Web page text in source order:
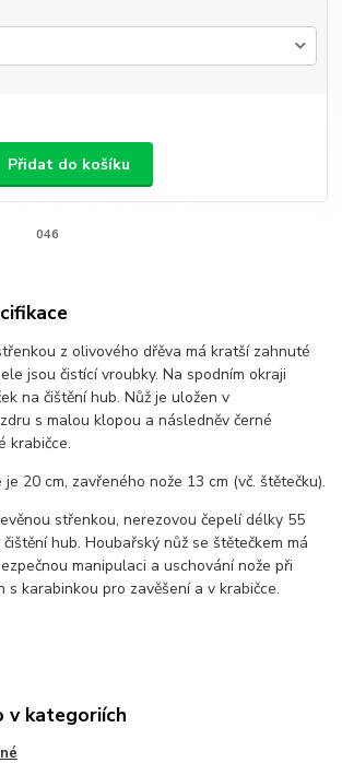
Přidat do košíku
046
z olivového dřěva má kratší zahnuté
jsou čistící vroubky. Na spodním okraji
na čištění hub. Nůž je uložen v
s malou klopou a následněv černé
krabičce.
20 cm, zavřeného nože 13 cm (vč. štětečku).
střenkou, nerezovou čepelí délky 55
hub. Houbařský nůž se štětečkem má
manipulaci a uschování nože při
s karabinkou pro zavěšení a v krabičce.
v kategoriích